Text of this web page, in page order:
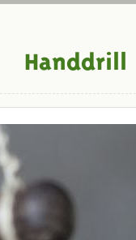
Handdrill